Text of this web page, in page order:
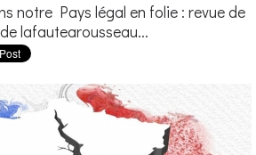
notre Pays légal en folie : revue de
lafautearousseau...